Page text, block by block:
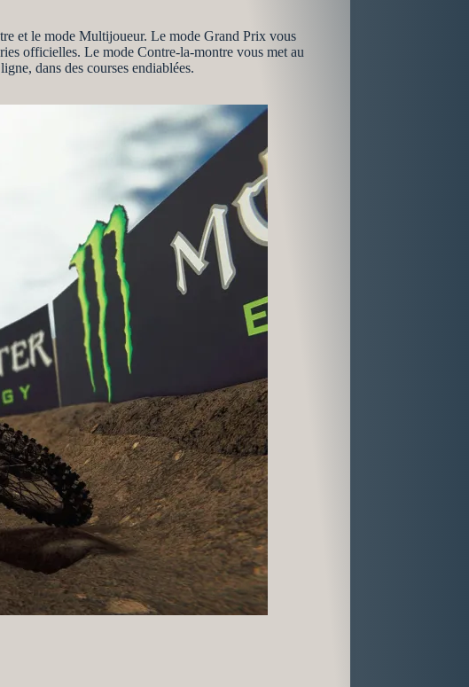
et le mode Multijoueur. Le mode Grand Prix vous
officielles. Le mode Contre-la-montre vous met au
dans des courses endiablées.